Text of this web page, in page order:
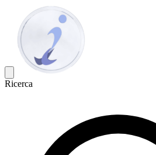
Ricerca